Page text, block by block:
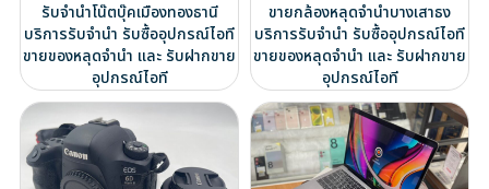
รับจำนำโน๊ตบุ๊คเมืองทองธานี
บริการรับจำนำ รับซื้ออุปกรณ์ไอที
ขายของหลุดจำนำ และ รับฝากขาย
อุปกรณ์ไอที
ขายกล้องหลุดจำนำบางเสาธง
บริการรับจำนำ รับซื้ออุปกรณ์ไอที
ขายของหลุดจำนำ และ รับฝากขาย
อุปกรณ์ไอที